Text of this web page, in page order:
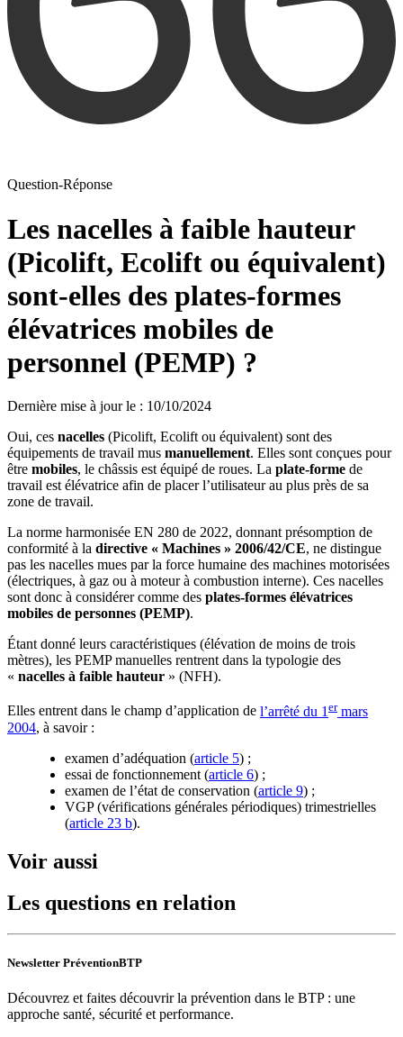
Question-Réponse
Les nacelles à faible hauteur
(Picolift, Ecolift ou équivalent)
sont-elles des plates-formes
élévatrices mobiles de
personnel (PEMP) ?
Dernière mise à jour le : 10/10/2024
Oui, ces nacelles (Picolift, Ecolift ou équivalent) sont des
équipements de travail mus manuellement. Elles sont conçues pour
être mobiles, le châssis est équipé de roues. La plate-forme de
travail est élévatrice afin de placer l’utilisateur au plus près de sa
zone de travail.
La norme harmonisée EN 280 de 2022, donnant présomption de
conformité à la directive « Machines » 2006/42/CE, ne distingue
pas les nacelles mues par la force humaine des machines motorisées
(électriques, à gaz ou à moteur à combustion interne). Ces nacelles
sont donc à considérer comme des plates-formes élévatrices
mobiles de personnes (PEMP).
Étant donné leurs caractéristiques (élévation de moins de trois
mètres), les PEMP manuelles rentrent dans la typologie des
« nacelles à faible hauteur » (NFH).
Elles entrent dans le champ d’application de l’arrêté du 1 ermars
2004, à savoir :
examen d’adéquation (article 5) ;
essai de fonctionnement (article 6) ;
examen de l’état de conservation (article 9) ;
VGP (vérifications générales périodiques) trimestrielles
(article 23 b).
Voir aussi
Les questions en relation
Newsletter PréventionBTP
Découvrez et faites découvrir la prévention dans le BTP : une
approche santé, sécurité et performance.